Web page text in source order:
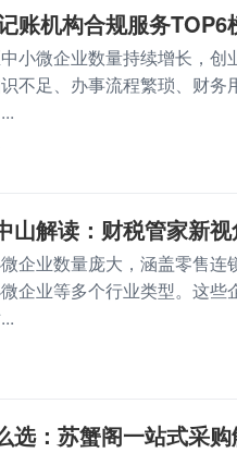
账机构合规服务TOP6
中小微企业数量持续增长，
不足、办事流程繁琐、财
山解读：财税管家新视
企业数量庞大，涵盖零售连
企业等多个行业类型。这
选：苏蟹阁一站式采